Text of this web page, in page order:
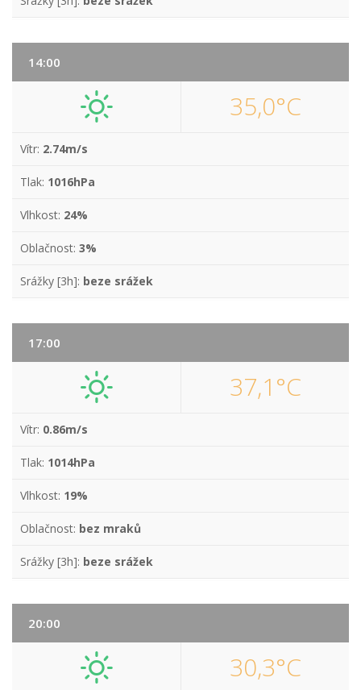
14:00
35,0°C
Vítr: 2.74m/s
Tlak: 1016hPa
Vlhkost: 24%
Oblačnost: 3%
Srážky [3h]: beze srážek
17:00
37,1°C
Vítr: 0.86m/s
Tlak: 1014hPa
Vlhkost: 19%
Oblačnost: bez mraků
Srážky [3h]: beze srážek
20:00
30,3°C